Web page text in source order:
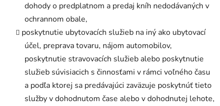
dohody o predplatnom a predaj kníh nedodávaných v
ochrannom obale,
poskytnutie ubytovacích služieb na iný ako ubytovací
účel, preprava tovaru, nájom automobilov,
poskytnutie stravovacích služieb alebo poskytnutie
služieb súvisiacich s činnosťami v rámci voľného času
a podľa ktorej sa predávajúci zaväzuje poskytnúť tieto
služby v dohodnutom čase alebo v dohodnutej lehote,